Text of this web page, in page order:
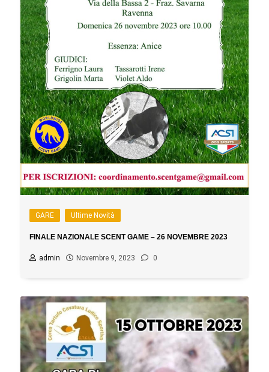
GARE Ultime Novità
FINALE NAZIONALE SCENT GAME – 26 NOVEMBRE 2023
admin Novembre 9, 2023 0